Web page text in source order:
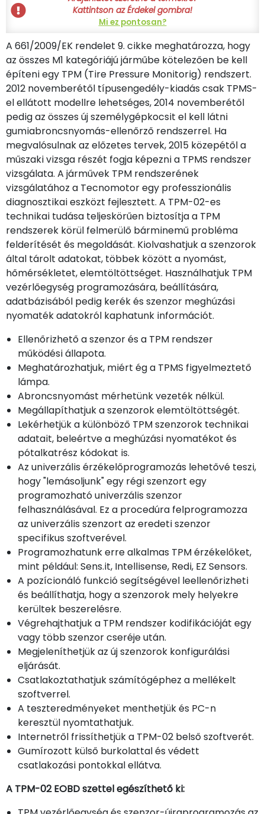
Kattintson az Érdekel gombra!
Mi ez pontosan?
A 661/2009/EK rendelet 9. cikke meghatározza, hogy
az összes M1 kategóriájú járműbe kötelezően be kell
építeni egy TPM (Tire Pressure Monitorig) rendszert.
2012 novemberétől típusengedély-kiadás csak TPMS-
el ellátott modellre lehetséges, 2014 novemberétől
pedig az összes új személygépkocsit el kell látni
gumiabroncsnyomás-ellenőrző rendszerrel. Ha
megvalósulnak az előzetes tervek, 2015 közepétől a
műszaki vizsga részét fogja képezni a TPMS rendszer
vizsgálata. A járművek TPM rendszerének
vizsgálatához a Tecnomotor egy professzionális
diagnosztikai eszközt fejlesztett. A TPM-02-es
technikai tudása teljeskörűen biztosítja a TPM
rendszerek körül felmerülő bárminemű probléma
felderítését és megoldását. Kiolvashatjuk a szenzorok
által tárolt adatokat, többek között a nyomást,
hőmérsékletet, elemtöltöttséget. Használhatjuk TPM
vezérlőegység programozására, beállítására,
adatbázisából pedig kerék és szenzor meghúzási
nyomaték adatokról kaphatunk információt.
Ellenőrizhető a szenzor és a TPM rendszer
működési állapota.
Meghatározhatjuk, miért ég a TPMS figyelmeztető
lámpa.
Abroncsnyomást mérhetünk vezeték nélkül.
Megállapíthatjuk a szenzorok elemtöltöttségét.
Lekérhetjük a különböző TPM szenzorok technikai
adatait, beleértve a meghúzási nyomatékot és
pótalkatrész kódokat is.
Az univerzális érzékelőprogramozás lehetővé teszi,
hogy "lemásoljunk" egy régi szenzort egy
programozható univerzális szenzor
felhasználásával. Ez a procedúra felprogramozza
az univerzális szenzort az eredeti szenzor
specifikus szoftverével.
Programozhatunk erre alkalmas TPM érzékelőket,
mint például: Sens.it, Intellisense, Redi, EZ Sensors.
A pozícionáló funkció segítségével leellenőrizheti
és beállíthatja, hogy a szenzorok mely helyekre
kerültek beszerelésre.
Végrehajthatjuk a TPM rendszer kodifikációját egy
vagy több szenzor cseréje után.
Megjeleníthetjük az új szenzorok konfigurálási
eljárását.
Csatlakoztathatjuk számítógéphez a mellékelt
szoftverrel.
A teszteredményeket menthetjük és PC-n
keresztül nyomtathatjuk.
Internetről frissíthetjük a TPM-02 belső szoftverét.
Gumírozott külső burkolattal és védett
csatlakozási pontokkal ellátva.
A TPM-02 EOBD szettel egészíthető ki: